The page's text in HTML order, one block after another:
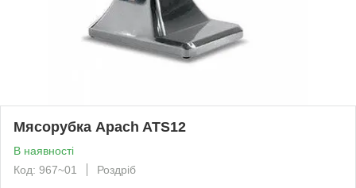
Мясорубка Apach ATS12
В наявності
Код: 967~01
Роздріб